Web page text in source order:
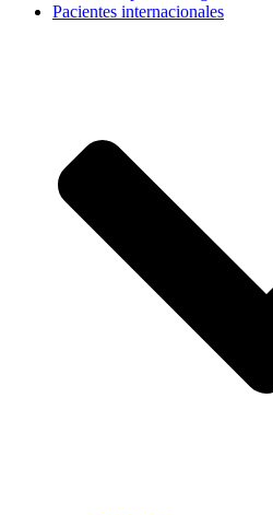
Pacientes internacionales